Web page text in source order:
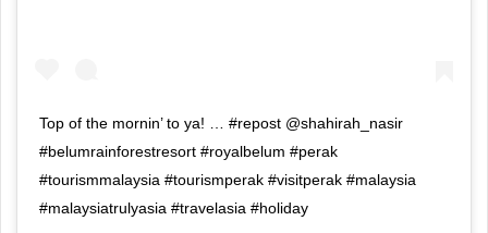
Top of the mornin’ to ya! … #repost @shahirah_nasir
#belumrainforestresort #royalbelum #perak
#tourismmalaysia #tourismperak #visitperak #malaysia
#malaysiatrulyasia #travelasia #holiday